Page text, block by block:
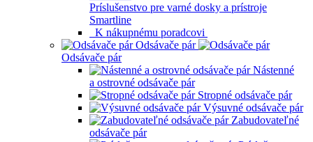
Príslušenstvo pre varné dosky a prístroje
Smartline
K nákupnému poradcovi
Odsávače pár
Odsávače pár
Nástenné
a ostrovné odsávače pár
Stropné odsávače pár
Výsuvné odsávače pár
Zabudovateľné
odsávače pár